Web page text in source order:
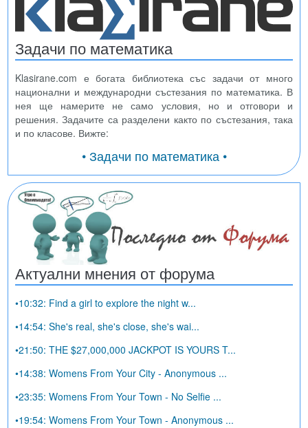
Задачи по математика
Klasirane.com е богата библиотека със задачи от много
национални и международни състезания по математика. В
нея ще намерите не само условия, но и отговори и
решения. Задачите са разделени както по състезания, така
и по класове. Вижте:
• Задачи по математика •
Актуални мнения от форума
•10:32: Find a girl to explore the night w...
•14:54: She's real, she's close, she's wai...
•21:50: THE $27,000,000 JACKPOT IS YOURS T...
•14:38: Womens From Your City - Anonymous ...
•23:35: Womens From Your Town - No Selfie ...
•19:54: Womens From Your Town - Anonymous ...